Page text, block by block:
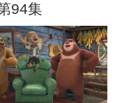
94集